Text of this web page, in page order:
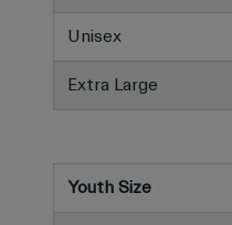
Unisex
Extra Large
Youth Size